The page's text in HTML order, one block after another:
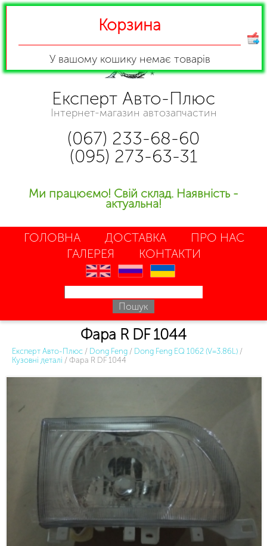
Експерт Авто-Плюс
Інтернет-магазин автозапчастин
(067) 233-68-60
(095) 273-63-31
Ми працюємо! Свій склад. Наявність -
актуальна!
ГОЛОВНА ДОСТАВКА
ПРО НАС
ГАЛЕРЕЯ
КОНТАКТИ
en ru uk
Фара R DF 1044
Експерт Авто-Плюс / Dong Feng / Dong Feng EQ 1062 (V=3.86L) /
Кузовні деталі / Фара R DF 1044
Корзина
У вашому кошику немає товарів